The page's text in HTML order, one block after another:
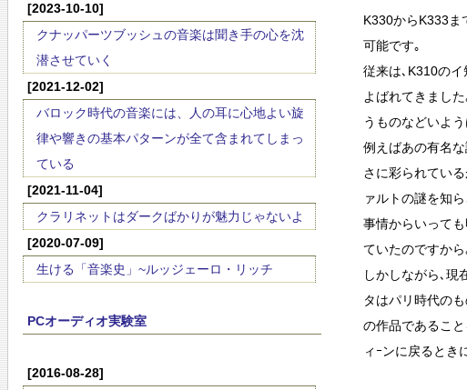
[2023-10-10]
クナッパーツブッシュの音楽は聞き手の心を沈
潜させていく
[2021-12-02]
バロック時代の音楽には、人の耳に心地よい旋
律や響きの基本パターンが全て含まれてしまっ
ている
[2021-11-04]
クラリネットはダークばかりが魅力じゃないよ
[2020-07-09]
生ける「音楽史」~ルッジェーロ・リッチ
PCオーディオ実験室
[2016-08-28]
K330からK333ま
可能です｡
従来は､K310の
よばれてきまし
うものなどいよ
例えばあの有名
さに彩られてい
ァルトの謎を知
事情からいって
ていたのですから
しかしながら､現
タはパリ時代の
の作品であるこ
ィｰンに戻るとき